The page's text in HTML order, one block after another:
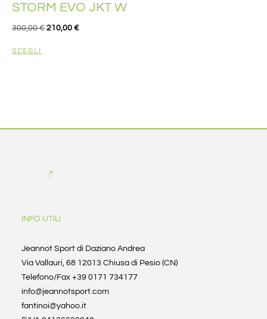
STORM EVO JKT W
300,00€ 210,00 €
SCEGLI
INFO UTILI
Jeannot Sport di Daziano Andrea
Via Vallauri, 68 12013 Chiusa di Pesio (CN)
Telefono/Fax +39 0171 734177
info@jeannotsport.com
fantinoi@yahoo.it